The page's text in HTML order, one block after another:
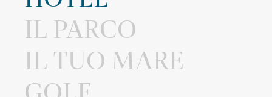
IL PARCO
IL TUO MARE